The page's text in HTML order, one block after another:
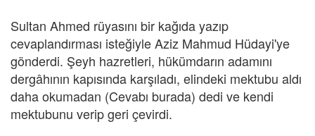
Sultan Ahmed rüyasını bir kağıda yazıp
cevaplandırması isteğiyle Aziz Mahmud Hüdayi'ye
gönderdi. Şeyh hazretleri, hükümdarın adamını
dergâhının kapısında karşıladı, elindeki mektubu aldı
daha okumadan (Cevabı burada) dedi ve kendi
mektubunu verip geri çevirdi.